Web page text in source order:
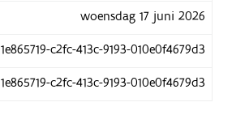
woensdag 17 juni 2026
1e865719-c2fc-413c-9193-010e0f4679d3
1e865719-c2fc-413c-9193-010e0f4679d3